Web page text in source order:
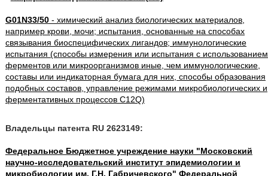
G01N33/50- химический анализ биологических материалов,
например крови, мочи; испытания, основанные на способах
связывания биоспецифических лигандов; иммунологические
испытания (способы измерения или испытания с использованием
ферментов или микроорганизмов иные, чем иммунологические,
составы или индикаторная бумага для них, способы образования
подобных составов, управление режимами микробиологических и
ферментативных процессов C12Q)
Владельцы патента RU 2623149:
Федеральное Бюджетное учреждение науки "Московский
научно-исследовательский институт эпидемиологии и
микробиологии им. Г.Н. Габричевского" Федеральной